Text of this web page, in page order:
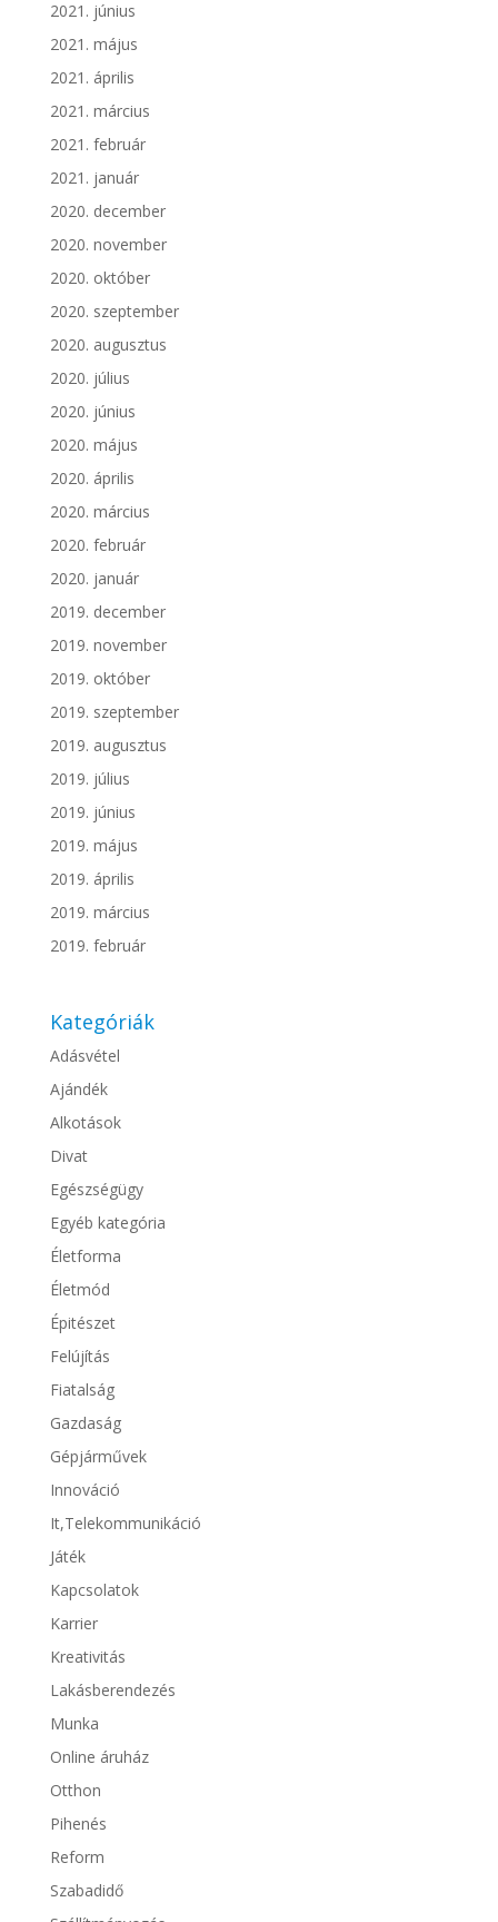
2021. június
2021. május
2021. április
2021. március
2021. február
2021. január
2020. december
2020. november
2020. október
2020. szeptember
2020. augusztus
2020. július
2020. június
2020. május
2020. április
2020. március
2020. február
2020. január
2019. december
2019. november
2019. október
2019. szeptember
2019. augusztus
2019. július
2019. június
2019. május
2019. április
2019. március
2019. február
Kategóriák
Adásvétel
Ajándék
Alkotások
Divat
Egészségügy
Egyéb kategória
Életforma
Életmód
Épitészet
Felújítás
Fiatalság
Gazdaság
Gépjárművek
Innováció
It,Telekommunikáció
Játék
Kapcsolatok
Karrier
Kreativitás
Lakásberendezés
Munka
Online áruház
Otthon
Pihenés
Reform
Szabadidő